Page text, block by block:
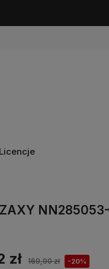
produkty
Licencje
zł 169,90 zł -20%